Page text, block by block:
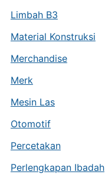
Limbah B3
Material Konstruksi
Merchandise
Merk
Mesin Las
Otomotif
Percetakan
Perlengkapan Ibadah